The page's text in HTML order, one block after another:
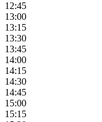
12:45
13:00
13:15
13:30
13:45
14:00
14:15
14:30
14:45
15:00
15:15